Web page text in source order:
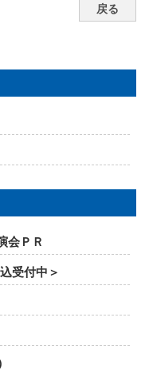
戻る
会ＰＲ
受付中＞